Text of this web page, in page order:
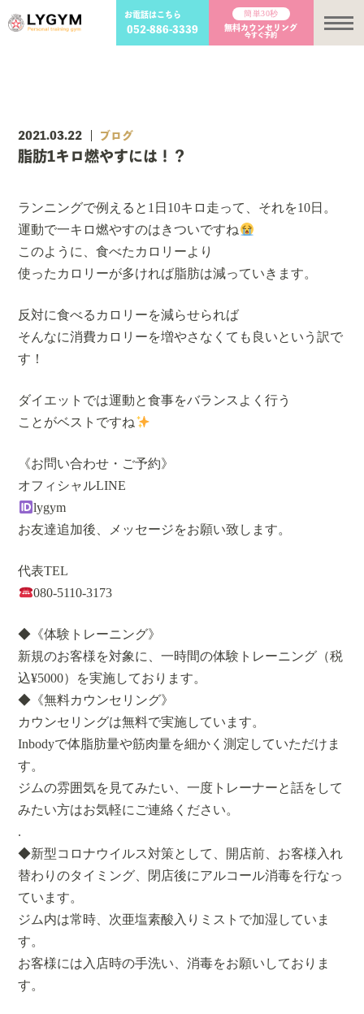
お電話はこちら
052-886-3339
簡単30秒
無料カウンセリング
今すぐ予約 メ
2021.03.22 ブログ
脂肪1キロ燃やすには！？
ランニングで例えると1日10キロ走って、それを10日。
運動で一キロ燃やすのはきついですね
このように、食べたカロリーより
使ったカロリーが多ければ脂肪は減っていきます。
反対に食べるカロリーを減らせられば
そんなに消費カロリーを増やさなくても良いという訳で
す！
ダイエットでは運動と食事をバランスよく行う
ことがベストですね
《お問い合わせ・ご予約》
オフィシャルLINE
lygym
お友達追加後、メッセージをお願い致します。
代表TEL
080-5110-3173
◆《体験トレーニング》
新規のお客様を対象に、一時間の体験トレーニング（税
込¥5000）を実施しております。
◆《無料カウンセリング》
カウンセリングは無料で実施しています。
Inbodyで体脂肪量や筋肉量を細かく測定していただけま
す。
ジムの雰囲気を見てみたい、一度トレーナーと話をして
みたい方はお気軽にご連絡ください。
.
◆新型コロナウイルス対策として、開店前、お客様入れ
替わりのタイミング、閉店後にアルコール消毒を行なっ
ています。
ジム内は常時、次亜塩素酸入りミストで加湿していま
す。
お客様には入店時の手洗い、消毒をお願いしておりま
す。